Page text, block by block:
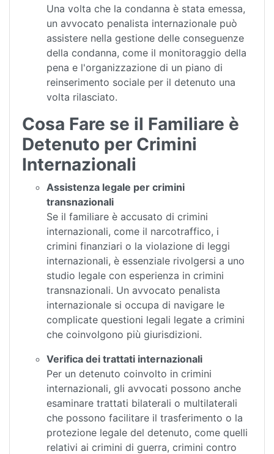
Una volta che la condanna è stata emessa,
un avvocato penalista internazionale può
assistere nella gestione delle conseguenze
della condanna, come il monitoraggio della
pena e l'organizzazione di un piano di
reinserimento sociale per il detenuto una
volta rilasciato.
Cosa Fare se il Familiare è
Detenuto per Crimini
Internazionali
Assistenza legale per crimini
transnazionali
Se il familiare è accusato di crimini
internazionali, come il narcotraffico, i
crimini finanziari o la violazione di leggi
internazionali, è essenziale rivolgersi a uno
studio legale con esperienza in crimini
transnazionali. Un avvocato penalista
internazionale si occupa di navigare le
complicate questioni legali legate a crimini
che coinvolgono più giurisdizioni.
Verifica dei trattati internazionali
Per un detenuto coinvolto in crimini
internazionali, gli avvocati possono anche
esaminare trattati bilaterali o multilaterali
che possono facilitare il trasferimento o la
protezione legale del detenuto, come quelli
relativi ai crimini di guerra, crimini contro